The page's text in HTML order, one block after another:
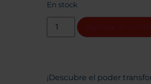
En stock
¡Descubre el poder